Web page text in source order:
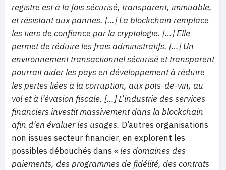
registre est à la fois sécurisé, transparent, immuable,
et résistant aux pannes. […] La blockchain remplace
les tiers de confiance par la cryptologie. […] Elle
permet de réduire les frais administratifs. […] Un
environnement transactionnel sécurisé et transparent
pourrait aider les pays en développement à réduire
les pertes liées à la corruption, aux pots-de-vin, au
vol et à l’évasion fiscale. […] L’industrie des services
financiers investit massivement dans la blockchain
afin d’en évaluer les usages. D’autres organisations
non issues secteur financier, en explorent les
possibles débouchés dans « les domaines des
paiements, des programmes de fidélité, des contrats